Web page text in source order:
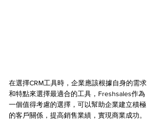
在選擇CRM工具時，企業應該根據自身的需求
和特點來選擇最適合的工具，Freshsales作為
一個值得考慮的選擇，可以幫助企業建立積極
的客戶關係，提高銷售業績，實現商業成功。